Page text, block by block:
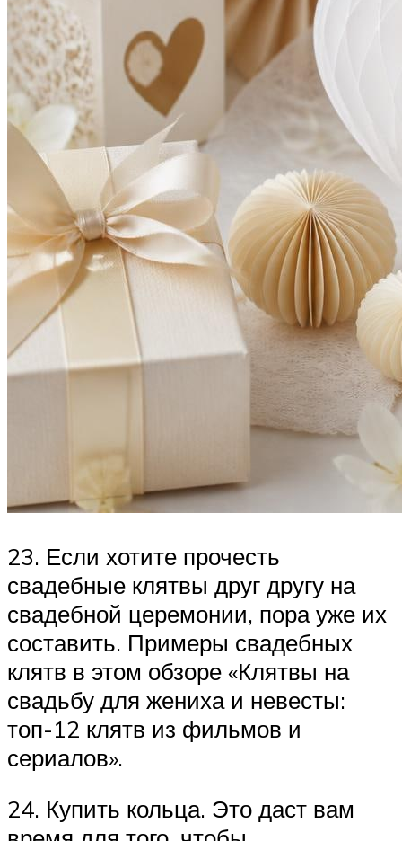
23. Если хотите прочесть
свадебные клятвы друг другу на
свадебной церемонии, пора уже их
составить. Примеры свадебных
клятв в этом обзоре «Клятвы на
свадьбу для жениха и невесты:
топ-12 клятв из фильмов и
сериалов».
24. Купить кольца. Это даст вам